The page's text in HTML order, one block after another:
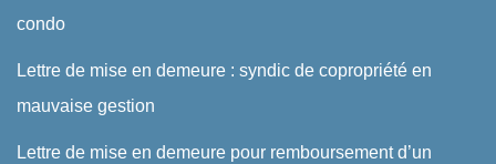
condo
Lettre de mise en demeure : syndic de copropriété en
mauvaise gestion
Lettre de mise en demeure pour remboursement d’un